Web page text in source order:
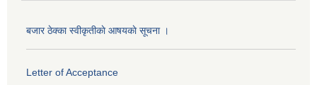
बजार ठेक्का स्वीकृतीकाे आषयकाे सूचना ।
Letter of Acceptance